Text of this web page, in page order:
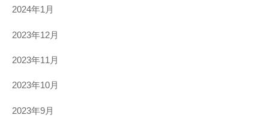
2024年1月
2023年12月
2023年11月
2023年10月
2023年9月